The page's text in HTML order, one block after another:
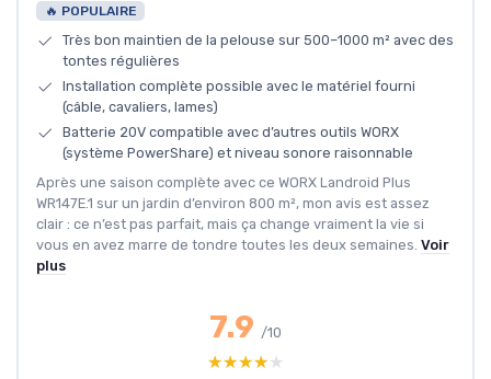
🔥 POPULAIRE
Très bon maintien de la pelouse sur 500–1000 m² avec des
tontes régulières
Installation complète possible avec le matériel fourni
(câble, cavaliers, lames)
Batterie 20V compatible avec d’autres outils WORX
(système PowerShare) et niveau sonore raisonnable
Après une saison complète avec ce WORX Landroid Plus
WR147E.1 sur un jardin d’environ 800 m², mon avis est assez
clair : ce n’est pas parfait, mais ça change vraiment la vie si
vous en avez marre de tondre toutes les deux semaines. Voir
plus
7.9 /10
★★★★★
★★★★★